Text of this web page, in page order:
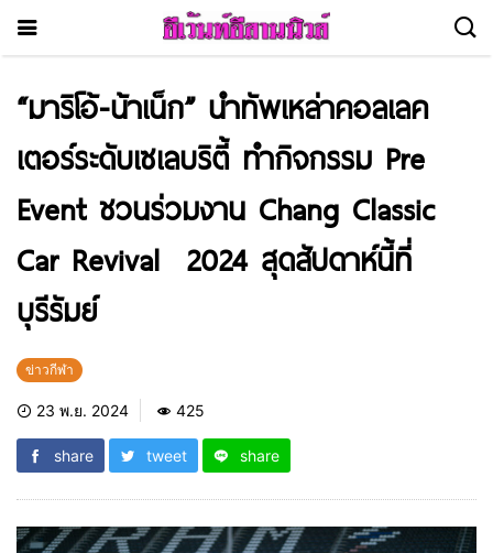
“มาริโอ้-น้าเน็ก” นำทัพเหล่าคอลเลค
เตอร์ระดับเซเลบริตี้ ทำกิจกรรม Pre
Event ชวนร่วมงาน Chang Classic
Car Revival 2024 สุดสัปดาห์นี้ที่
บุรีรัมย์
ข่าวกีฬา
23 พ.ย. 2024 425
share tweet share